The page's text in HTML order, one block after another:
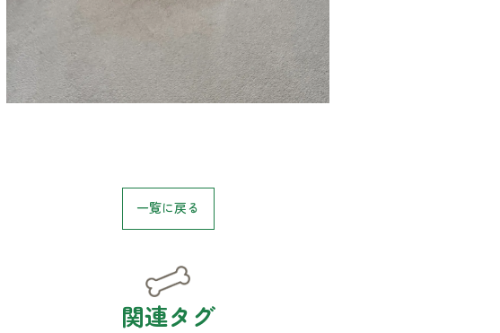
一覧に戻る
関連タグ